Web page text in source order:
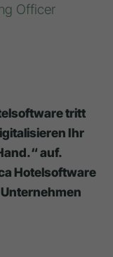
Officer
tritt
Ihr
auf.
Hotelsoftware